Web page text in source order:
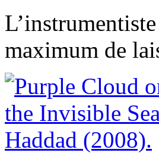
maximum de